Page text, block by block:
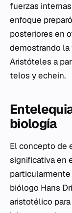
fuerzas
enfoque
posteriores en
demostrando
Aristóteles a
telos y echein.
biología
El concepto de
significativa en
biólogo Hans
aristotélico